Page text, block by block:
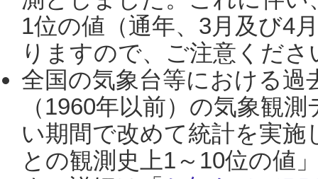
1位の値（通年、3月及び4
りますので、ご注意くだ
全国の気象台等における過
（1960年以前）の気象観
い期間で改めて統計を実
との観測史上1～10位の値